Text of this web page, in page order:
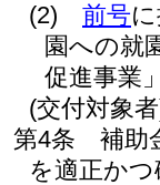
(2)
前号
園への就
促進事業
(交付対象
第4条
補助
を適正か